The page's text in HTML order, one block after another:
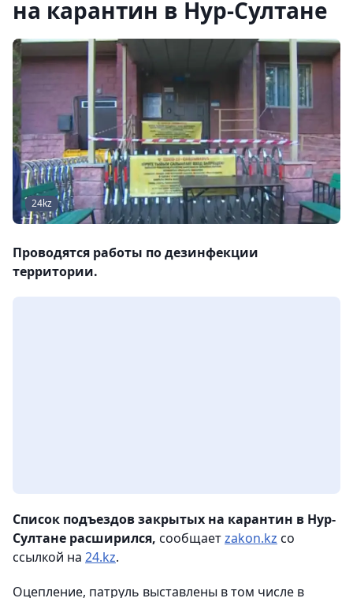
на карантин в Нур-Султане
24kz
Проводятся работы по дезинфекции
территории.
Список подъездов закрытых на карантин в Нур-
Султане расширился, сообщаетzakon.kz со
ссылкой на 24.kz.
Оцепление, патруль выставлены в том числе в